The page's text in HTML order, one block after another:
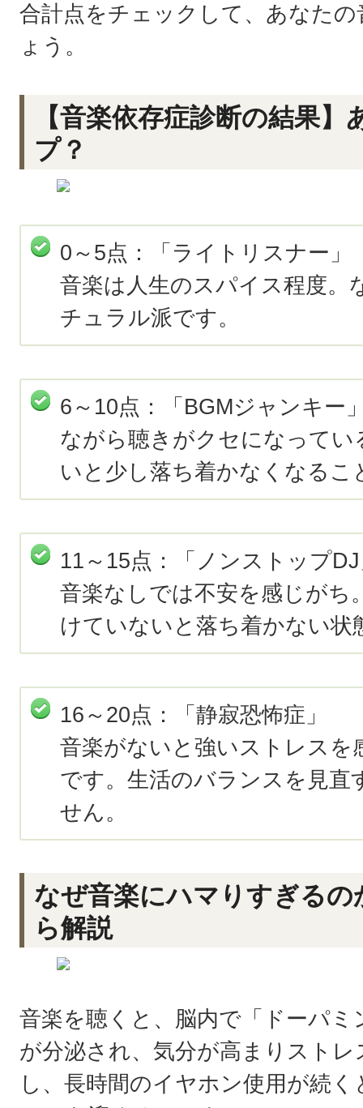
合計点をチェックして、あなた
ょう。
【音楽依存症診断の結果
プ？
0～5点：「ライトリスナー」
音楽は人生のスパイス程度。
チュラル派です。
6～10点：「BGMジャンキー
ながら聴きがクセになってい
いと少し落ち着かなくなるこ
11～15点：「ノンストップ
音楽なしでは不安を感じがち
けていないと落ち着かない状
16～20点：「静寂恐怖症」
音楽がないと強いストレスを
です。生活のバランスを見直
せん。
なぜ音楽にハマりすぎるの
ら解説
音楽を聴くと、脳内で「ドーパ
が分泌され、気分が高まりスト
し、長時間のイヤホン使用が続